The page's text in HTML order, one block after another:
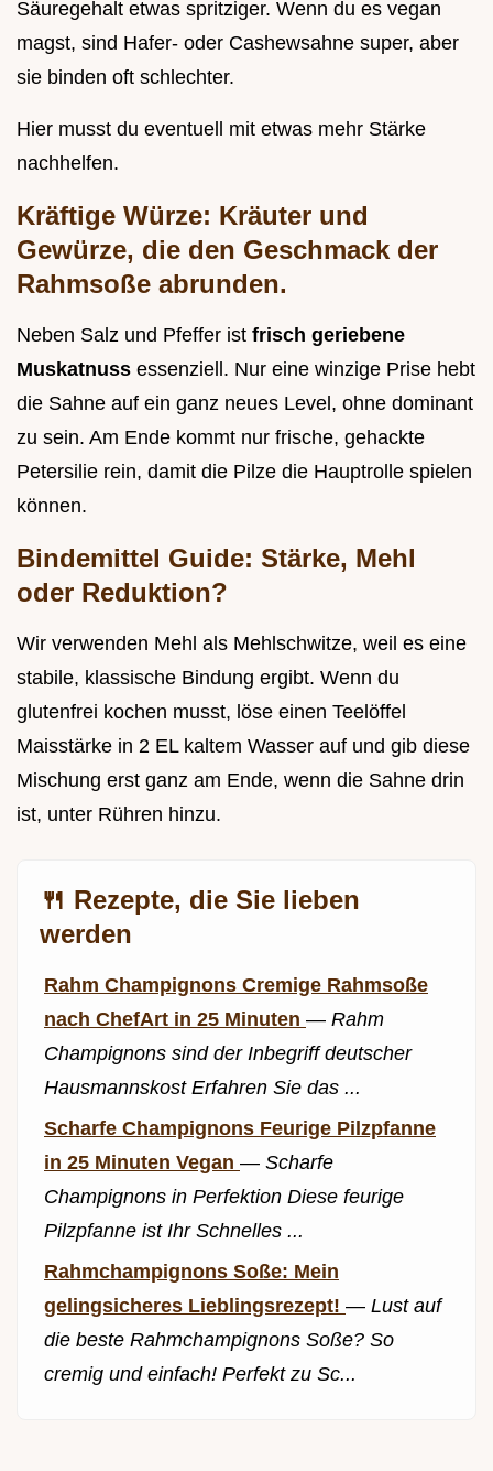
Säuregehalt etwas spritziger. Wenn du es vegan
magst, sind Hafer- oder Cashewsahne super, aber
sie binden oft schlechter.
Hier musst du eventuell mit etwas mehr Stärke
nachhelfen.
Kräftige Würze: Kräuter und
Gewürze, die den Geschmack der
Rahmsoße abrunden.
Neben Salz und Pfeffer ist frisch geriebene
Muskatnuss essenziell. Nur eine winzige Prise hebt
die Sahne auf ein ganz neues Level, ohne dominant
zu sein. Am Ende kommt nur frische, gehackte
Petersilie rein, damit die Pilze die Hauptrolle spielen
können.
Bindemittel Guide: Stärke, Mehl
oder Reduktion?
Wir verwenden Mehl als Mehlschwitze, weil es eine
stabile, klassische Bindung ergibt. Wenn du
glutenfrei kochen musst, löse einen Teelöffel
Maisstärke in 2 EL kaltem Wasser auf und gib diese
Mischung erst ganz am Ende, wenn die Sahne drin
ist, unter Rühren hinzu.
🍴 Rezepte, die Sie lieben
werden
Rahm Champignons Cremige Rahmsoße
nach ChefArt in 25 Minuten — Rahm
Champignons sind der Inbegriff deutscher
Hausmannskost Erfahren Sie das ...
Scharfe Champignons Feurige Pilzpfanne
in 25 Minuten Vegan — Scharfe
Champignons in Perfektion Diese feurige
Pilzpfanne ist Ihr Schnelles ...
Rahmchampignons Soße: Mein
gelingsicheres Lieblingsrezept! — Lust auf
die beste Rahmchampignons Soße? So
cremig und einfach! Perfekt zu Sc...